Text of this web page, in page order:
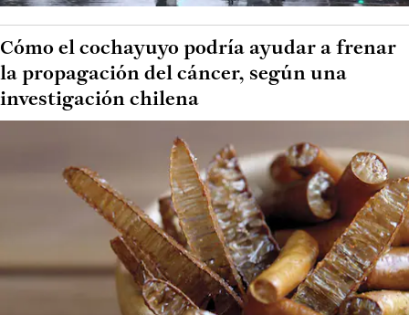
Cómo el cochayuyo podría ayudar a frenar
la propagación del cáncer, según una
investigación chilena